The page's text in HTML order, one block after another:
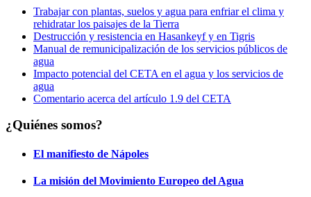
Trabajar con plantas, suelos y agua para enfriar el clima y
rehidratar los paisajes de la Tierra
Destrucción y resistencia en Hasankeyf y en Tigris
Manual de remunicipalización de los servicios públicos de
agua
Impacto potencial del CETA en el agua y los servicios de
agua
Comentario acerca del artículo 1.9 del CETA
¿Quiénes somos?
El manifiesto de Nápoles
La misión del Movimiento Europeo del Agua